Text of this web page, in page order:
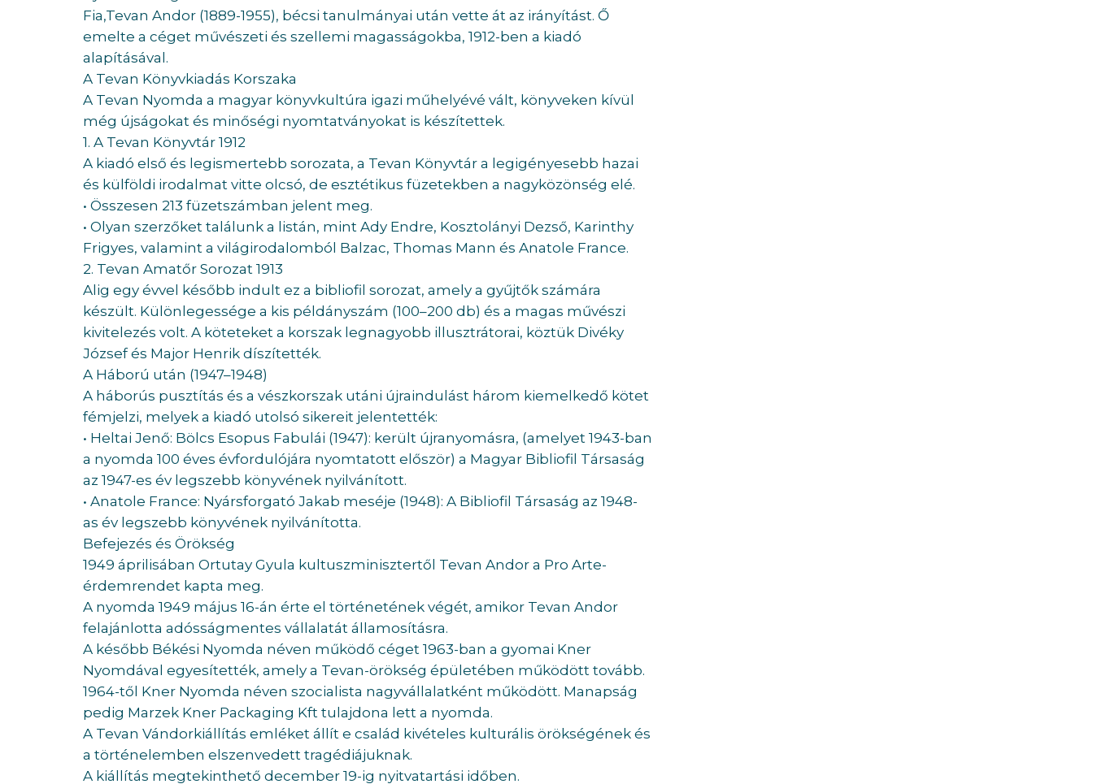
Fia,Tevan Andor (1889-1955), bécsi tanulmányai után vette át az irányítást. Ő
emelte a céget művészeti és szellemi magasságokba, 1912-ben a kiadó
alapításával.
A Tevan Könyvkiadás Korszaka
A Tevan Nyomda a magyar könyvkultúra igazi műhelyévé vált, könyveken kívül
még újságokat és minőségi nyomtatványokat is készítettek.
1. A Tevan Könyvtár 1912
A kiadó első és legismertebb sorozata, a Tevan Könyvtár a legigényesebb hazai
és külföldi irodalmat vitte olcsó, de esztétikus füzetekben a nagyközönség elé.
• Összesen 213 füzetszámban jelent meg.
• Olyan szerzőket találunk a listán, mint Ady Endre, Kosztolányi Dezső, Karinthy
Frigyes, valamint a világirodalomból Balzac, Thomas Mann és Anatole France.
2. Tevan Amatőr Sorozat 1913
Alig egy évvel később indult ez a bibliofil sorozat, amely a gyűjtők számára
készült. Különlegessége a kis példányszám (100–200 db) és a magas művészi
kivitelezés volt. A köteteket a korszak legnagyobb illusztrátorai, köztük Divéky
József és Major Henrik díszítették.
A Háború után (1947–1948)
A háborús pusztítás és a vészkorszak utáni újraindulást három kiemelkedő kötet
fémjelzi, melyek a kiadó utolsó sikereit jelentették:
• Heltai Jenő: Bölcs Esopus Fabulái (1947): került újranyomásra, (amelyet 1943-ban
a nyomda 100 éves évfordulójára nyomtatott először) a Magyar Bibliofil Társaság
az 1947-es év legszebb könyvének nyilvánított.
• Anatole France: Nyársforgató Jakab meséje (1948): A Bibliofil Társaság az 1948-
as év legszebb könyvének nyilvánította.
Befejezés és Örökség
1949 áprilisában Ortutay Gyula kultuszminisztertől Tevan Andor a Pro Arte-
érdemrendet kapta meg.
A nyomda 1949 május 16-án érte el történetének végét, amikor Tevan Andor
felajánlotta adósságmentes vállalatát államosításra.
A később Békési Nyomda néven működő céget 1963-ban a gyomai Kner
Nyomdával egyesítették, amely a Tevan-örökség épületében működött tovább.
1964-től Kner Nyomda néven szocialista nagyvállalatként működött. Manapság
pedig Marzek Kner Packaging Kft tulajdona lett a nyomda.
A Tevan Vándorkiállítás emléket állít e család kivételes kulturális örökségének és
a történelemben elszenvedett tragédiájuknak.
A kiállítás megtekinthető december 19-ig nyitvatartási időben.